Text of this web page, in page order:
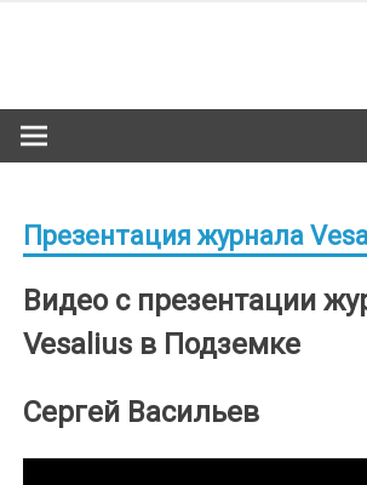
Презентация журнала
Видео с презентации
Vesalius в Подземке
Сергей Васильев